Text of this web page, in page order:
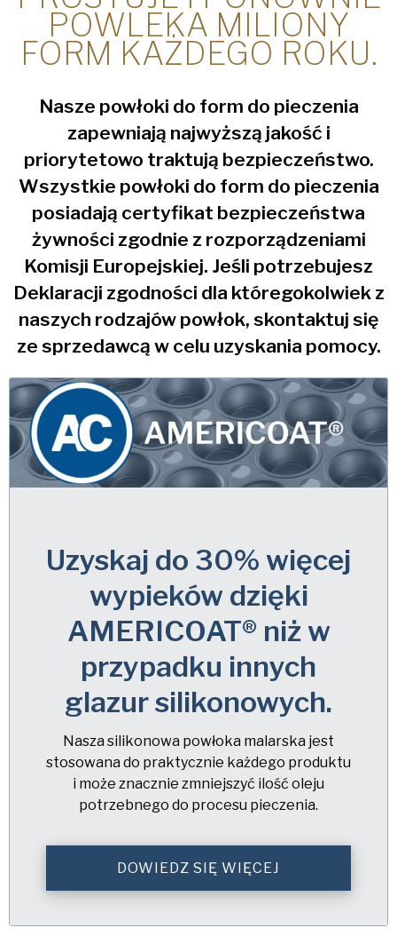
POWLEKA MILIONY
FORM KAŻDEGO ROKU.
Nasze powłoki do form do pieczenia
zapewniają najwyższą jakość i
priorytetowo traktują bezpieczeństwo.
Wszystkie powłoki do form do pieczenia
posiadają certyfikat bezpieczeństwa
żywności zgodnie z rozporządzeniami
Komisji Europejskiej. Jeśli potrzebujesz
Deklaracji zgodności dla któregokolwiek z
naszych rodzajów powłok, skontaktuj się
ze sprzedawcą w celu uzyskania pomocy.
Uzyskaj do 30% więcej
wypieków dzięki
AMERICOAT® niż w
przypadku innych
glazur silikonowych.
Nasza silikonowa powłoka malarska jest
stosowana do praktycznie każdego produktu
i może znacznie zmniejszyć ilość oleju
potrzebnego do procesu pieczenia.
DOWIEDZ SIĘ WIĘCEJ
Politique de confidentialité*
Oui, j'ai lu et comprisla politique de